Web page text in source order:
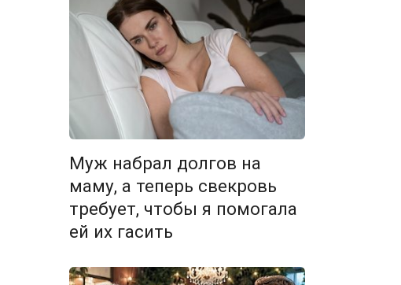
Муж набрал долгов на
маму, а теперь свекровь
требует, чтобы я помогала
ей их гасить